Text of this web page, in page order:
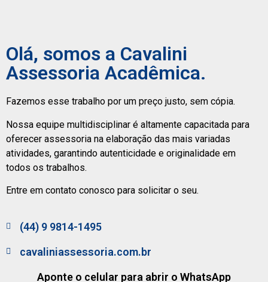
Olá, somos a Cavalini
Assessoria Acadêmica.
Fazemos esse trabalho por um preço justo, sem cópia.
Nossa equipe multidisciplinar é altamente capacitada para
oferecer assessoria na elaboração das mais variadas
atividades, garantindo autenticidade e originalidade em
todos os trabalhos.
Entre em contato conosco para solicitar o seu.
(44) 9 9814-1495
cavaliniassessoria.com.br
Aponte o celular para abrir o WhatsApp